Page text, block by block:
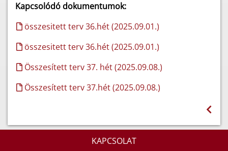
Kapcsolódó dokumentumok:
összesitett terv 36.hét (2025.09.01.)
összesitett terv 36.hét (2025.09.01.)
Összesített terv 37. hét (2025.09.08.)
Összesített terv 37.hét (2025.09.08.)
KAPCSOLAT